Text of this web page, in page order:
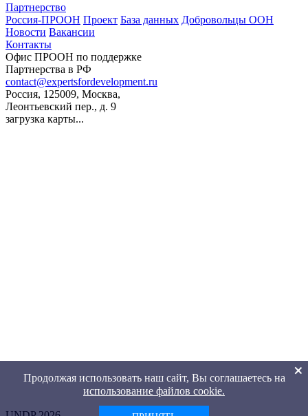
Партнерство
Россия-ПРООН Проект База данных Добровольцы ООН
Новости Вакансии
Контакты
Офис ПРООН по поддержке
Партнерства в РФ
contact@expertsfordevelopment.ru
Россия, 125009, Москва,
Леонтьевский пер., д. 9
загрузка карты...
Продолжая использовать наш сайт, Вы соглашаетесь на
использование файлов cookie.